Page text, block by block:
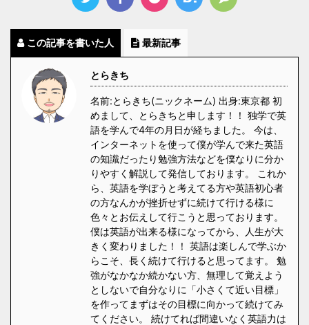
この記事を書いた人 最新記事
とらきち
名前:とらきち(ニックネーム) 出身:東京都 初
めまして、とらきちと申します！！ 独学で英
語を学んで4年の月日が経ちました。 今は、
インターネットを使って僕が学んで来た英語
の知識だったり勉強方法などを僕なりに分か
りやすく解説して発信しております。 これか
ら、英語を学ぼうと考えてる方や英語初心者
の方なんかが挫折せずに続けて行ける様に
色々とお伝えして行こうと思っております。
僕は英語が出来る様になってから、人生が大
きく変わりました！！ 英語は楽しんで学ぶか
らこそ、長く続けて行けると思ってます。 勉
強がなかなか続かない方、無理して覚えよう
としないで自分なりに「小さくて近い目標」
を作ってまずはその目標に向かって続けてみ
てください。 続けてれば間違いなく英語力は